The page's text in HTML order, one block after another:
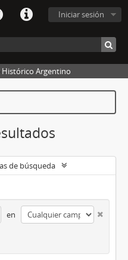
Iniciar sesión
Argentino
de búsqueda
en